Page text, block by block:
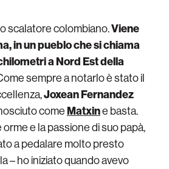
scalatore colombiano.Viene
in un pueblo che si chiama
a Nord Est della
sempre a notarlo è stato il
Joxean Fernandez
comeMatxine basta.
e la passione di suo papà,
a pedalare molto presto
– ho iniziato quando avevo